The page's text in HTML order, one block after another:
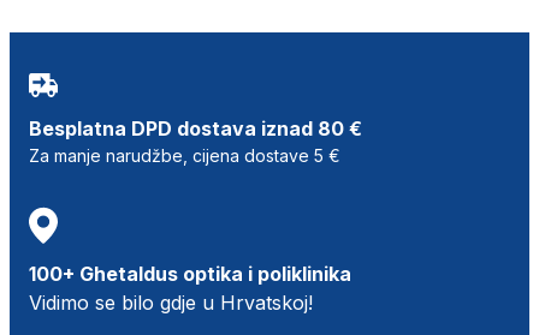
Besplatna DPD dostava iznad 80 €
Za manje narudžbe, cijena dostave 5 €
100+ Ghetaldus optika i poliklinika
Vidimo se bilo gdje u Hrvatskoj!